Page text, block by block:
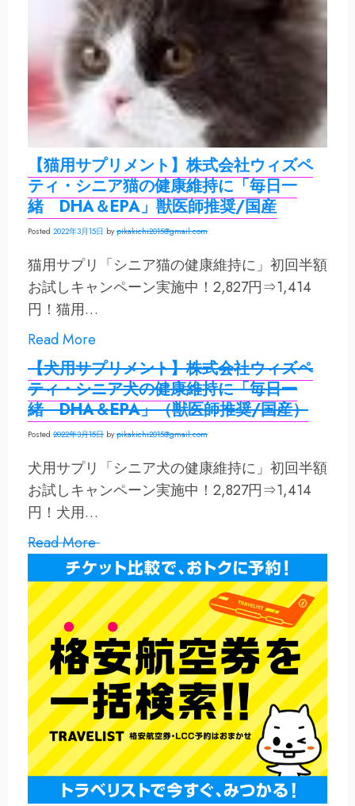
【猫用サプリメント】株式会社ウィズペ
ティ・シニア猫の健康維持に「毎日一
緒 DHA＆EPA」獣医師推奨/国産
Posted 2022年3月15日 bypikakichi2015@gmail.com
猫用サプリ「シニア猫の健康維持に」初回半額
お試しキャンペーン実施中！2,827円⇒1,414
円！猫用…
Read More
【犬用サプリメント】株式会社ウィズペ
ティ・シニア犬の健康維持に「毎日一
緒 DHA＆EPA」（獣医師推奨/国産）
Posted 2022年3月15日 bypikakichi2015@gmail.com
犬用サプリ「シニア犬の健康維持に」初回半額
お試しキャンペーン実施中！2,827円⇒1,414
円！犬用…
Read More